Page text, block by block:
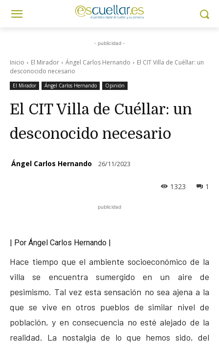
- publicidad -
Inicio El Mirador Ángel Carlos Hernando
El CIT Villa de Cuéllar: un
desconocido necesario
El Mirador Ángel Carlos Hernando Opinión
El CIT Villa de Cuéllar: un
desconocido necesario
Ángel Carlos Hernando 26/11/2023
1
1323
publicidad
| Por Ángel Carlos Hernando |
Hace tiempo que el ambiente socioeconómico de la
villa se encuentra sumergido en un aire de
pesimismo. Tal vez esta sensación no sea ajena a la
que se vive en otros pueblos de similar nivel de
población, y en consecuencia no esté alejado de la
realidad. La nostalgia de lo que hemos sido, del